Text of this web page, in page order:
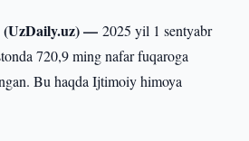
(UzDaily.uz) —2025 yil 1 sentyabr
720,9 ming nafar fuqaroga
Bu haqda Ijtimoiy himoya